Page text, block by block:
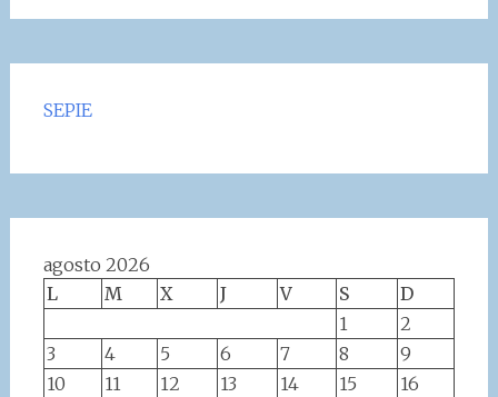
SEPIE
agosto 2026
L
M X J V S
D
1
2
3
4 5 6 7 8
9
10
11 12 13 14 15
16